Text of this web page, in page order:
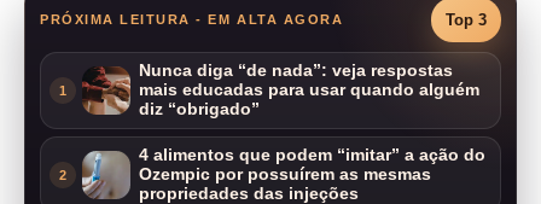
PRÓXIMA LEITURA - EM ALTA AGORA Top 3
1
Nunca diga “de nada”: veja respostas
mais educadas para usar quando alguém
diz “obrigado”
2
4 alimentos que podem “imitar” a ação do
Ozempic por possuírem as mesmas
propriedades das injeções